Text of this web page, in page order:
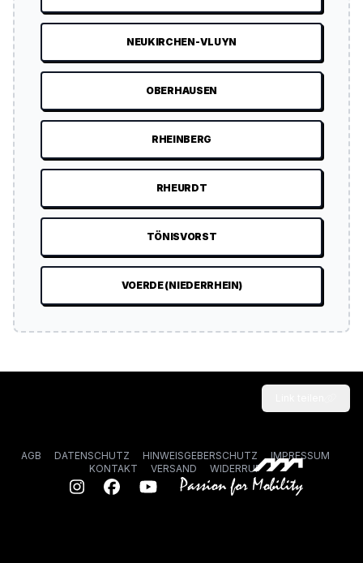
NEUKIRCHEN-VLUYN
OBERHAUSEN
RHEINBERG
RHEURDT
TÖNISVORST
VOERDE (NIEDERRHEIN)
AGB DATENSCHUTZ HINWEISGEBERSCHUTZ
IMPRESSUM
KONTAKT
VERSAND WIDERRUF